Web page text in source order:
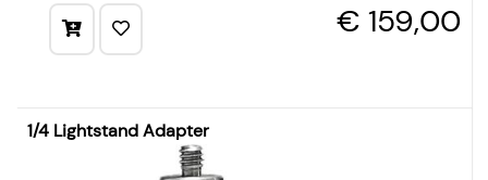
€ 159,00
1/4 Lightstand Adapter